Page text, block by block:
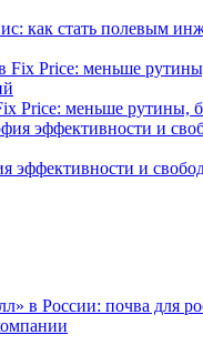
как стать полевым
Price: меньше рутины,
эффективности и